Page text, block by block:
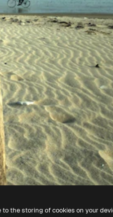
to the storing of cookies on your